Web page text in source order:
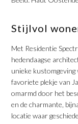
​Stijlvol
Met Residentie
hedendaagse
unieke
favoriete plekje van
omarmd door het
en de charmante,
locatie waar